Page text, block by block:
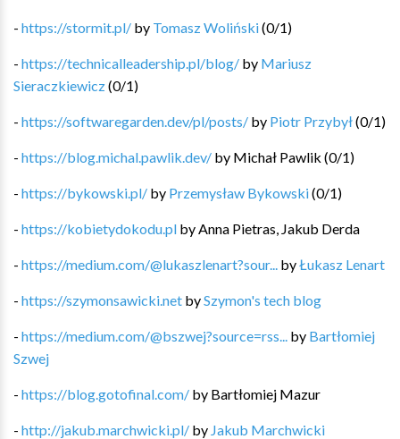
- https://stormit.pl/ by Tomasz Woliński(0/1)
- https://technicalleadership.pl/blog/ by Mariusz
Sieraczkiewicz(0/1)
- https://softwaregarden.dev/pl/posts/ by Piotr Przybył(0/1)
- https://blog.michal.pawlik.dev/ by Michał Pawlik (0/1)
- https://bykowski.pl/ by Przemysław Bykowski(0/1)
- https://kobietydokodu.pl by Anna Pietras, Jakub Derda
- https://medium.com/@lukaszlenart?sour... byŁukasz Lenart
- https://szymonsawicki.net bySzymon's tech blog
- https://medium.com/@bszwej?source=rss... by Bartłomiej
Szwej
- https://blog.gotofinal.com/ by Bartłomiej Mazur
- http://jakub.marchwicki.pl/ by Jakub Marchwicki